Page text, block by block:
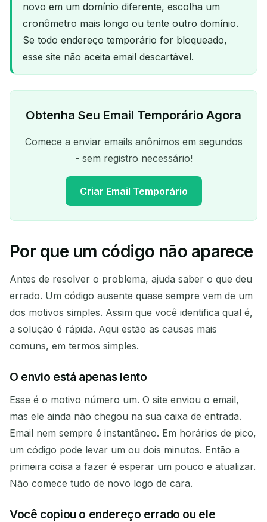
novo em um domínio diferente, escolha um
cronômetro mais longo ou tente outro domínio.
Se todo endereço temporário for bloqueado,
esse site não aceita email descartável.
Obtenha Seu Email Temporário Agora
Comece a enviar emails anônimos em segundos
- sem registro necessário!
Criar Email Temporário
Seu endereço de e-mail
temporário:
Copiar
Excluir selecionados Alterar e-mail
Atualizar
Próxima atualização em
Por que um código não aparece
Antes de resolver o problema, ajuda saber o que deu
errado. Um código ausente quase sempre vem de um
dos motivos simples. Assim que você identifica qual é,
a solução é rápida. Aqui estão as causas mais
comuns, em termos simples.
O envio está apenas lento
Esse é o motivo número um. O site enviou o email,
mas ele ainda não chegou na sua caixa de entrada.
Email nem sempre é instantâneo. Em horários de pico,
um código pode levar um ou dois minutos. Então a
primeira coisa a fazer é esperar um pouco e atualizar.
Não comece tudo de novo logo de cara.
Você copiou o endereço errado ou ele